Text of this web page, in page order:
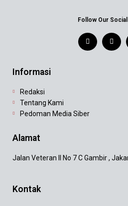
Follow Our
Informasi
Redaksi
Tentang Kami
Pedoman Media Siber
Alamat
Jalan Veteran II No 7 C Gambir ,
Kontak